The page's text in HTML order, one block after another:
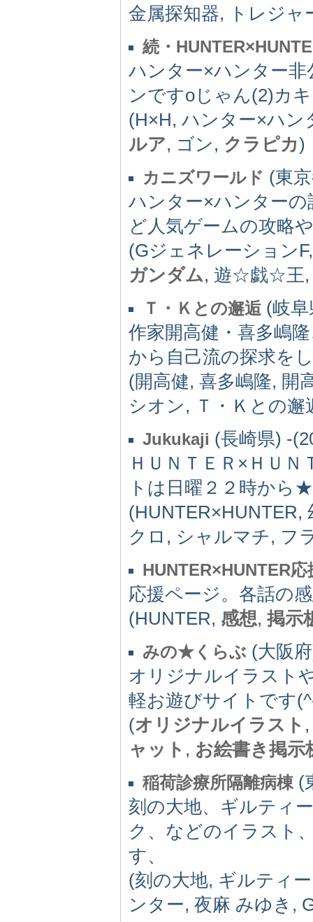
金属探知器, トレジ
続・
ハンター×ハンター
ンですoじゃん(2)カ
(H×H, ハンター×ハン
ルア, ゴン, クラピカ)
カニズワールド (東
ハンター×ハンター
ど人気ゲームの攻略
(Gジェネレーション
ガンダム, 遊☆戯☆王
Ｔ・Ｋとの邂逅 (岐
作家開高健・喜多嶋
から自己流の探求を
(開高健, 喜多嶋隆, 開
シオン, Ｔ・Ｋとの
Jukukaji (長崎県) -
ＨＵＮＴＥＲ×ＨＵ
トは日曜２２時から★
(HUNTER×HUNTER,
クロ, シャルマチ, フ
HUNTER×HUNTER
応援ページ。各話の
(HUNTER, 感想, 掲示
みの★くらぶ (大阪
オリジナルイラスト
軽お遊びサイトです
(オリジナルイラスト
ャット , お絵書き掲示
稲荷診療所隔離病棟(
刻の大地、ギルティ
ク、などのイラスト
す、
(刻の大地, ギルティ
ンター, 夜麻 みゆき,